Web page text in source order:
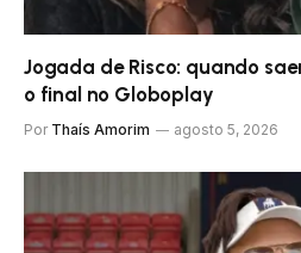
Jogada de Risco: quando
o final no Globoplay
Por Thaís Amorim agosto 5, 2026